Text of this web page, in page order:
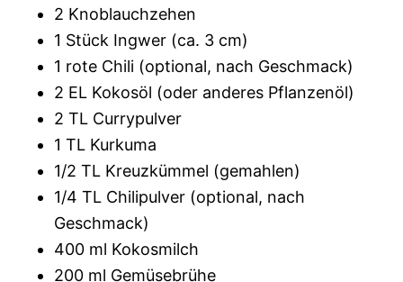
2 Knoblauchzehen
1 Stück Ingwer (ca. 3 cm)
1 rote Chili (optional, nach Geschmack)
2 EL Kokosöl (oder anderes Pflanzenöl)
2 TL Currypulver
1 TL Kurkuma
1/2 TL Kreuzkümmel (gemahlen)
1/4 TL Chilipulver (optional, nach
Geschmack)
400 ml Kokosmilch
200 ml Gemüsebrühe